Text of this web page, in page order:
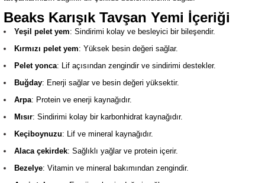
Beaks Karışık Tavşan Yemi İçeriği
Yeşil pelet yem: Sindirimi kolay ve besleyici bir bileşendir.
Kırmızı pelet yem: Yüksek besin değeri sağlar.
Pelet yonca: Lif açısından zengindir ve sindirimi destekler.
Buğday: Enerji sağlar ve besin değeri yüksektir.
Arpa: Protein ve enerji kaynağıdır.
Mısır: Sindirimi kolay bir karbonhidrat kaynağıdır.
Keçiboynuzu: Lif ve mineral kaynağıdır.
Alaca çekirdek: Sağlıklı yağlar ve protein içerir.
Bezelye: Vitamin ve mineral bakımından zengindir.